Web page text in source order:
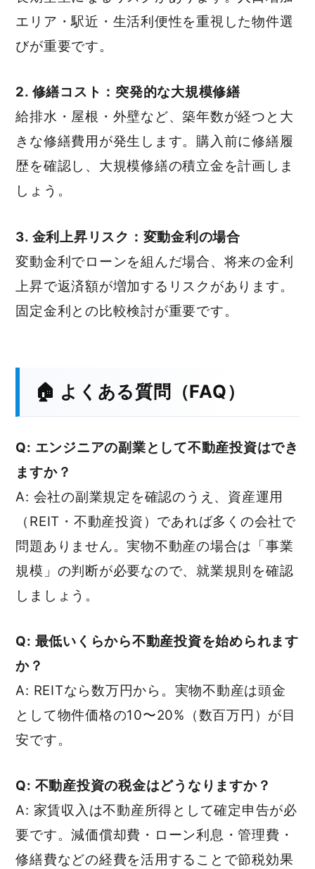
エリア・駅近・生活利便性を重視した物件選
びが重要です。
2. 修繕コスト：突発的な大規模修繕
給排水・屋根・外壁など、築年数が経つと大
きな修繕費用が発生します。購入前に修繕履
歴を確認し、大規模修繕の積立金を計画しま
しょう。
3. 金利上昇リスク：変動金利の場合
変動金利でローンを組んだ場合、将来の金利
上昇で返済額が増加するリスクがあります。
固定金利との比較検討が重要です。
🏠 よくある質問（FAQ）
Q: エンジニアの副業として不動産投資はでき
ますか？
A: 会社の副業規定を確認のうえ、資産運用
（REIT・不動産投資）であれば多くの会社で
問題ありません。実物不動産の場合は「事業
規模」の判断が必要なので、就業規則を確認
しましょう。
Q: 最低いくらから不動産投資を始められます
か？
A: REITなら数万円から。実物不動産は頭金
として物件価格の10〜20%（数百万円）が目
安です。
Q: 不動産投資の税金はどうなりますか？
A: 家賃収入は不動産所得として確定申告が必
要です。減価償却費・ローン利息・管理費・
修繕費などの経費を活用することで節税効果